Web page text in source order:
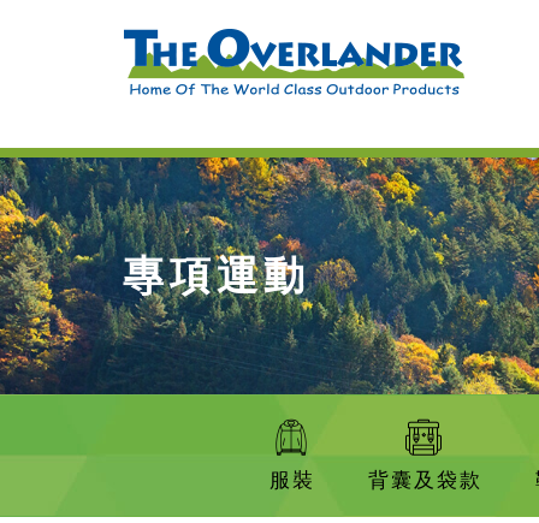
專項運動
服裝 背囊及袋款